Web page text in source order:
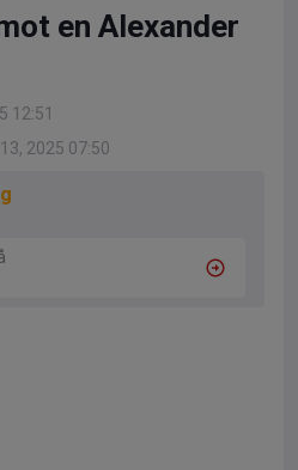
en Alexander
12:51
2025 07:50